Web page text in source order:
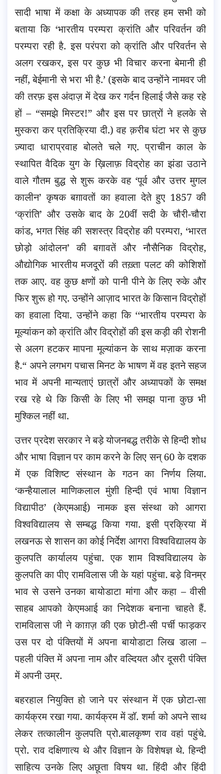
सादी भाषा में कक्षा के अध्यापक की तरह हम सभी को
बताया कि ‘भारतीय परम्परा क्रांति और परिवर्तन की
परम्परा रही है. इस परंपरा को क्रांति और परिवर्तन से
अलग रखकर, इस पर कुछ भी विचार करना बेमानी ही
नहीं, बेईमानी से भरा भी है.’ (इसके बाद उन्होंने नामवर जी
की तरफ़ इस अंदाज़ में देख कर गर्दन हिलाई जैसे कह रहे
हों – “समझे मिस्टर!” और इस पर छात्रों ने हलके से
मुस्करा कर प्रतिक्रिया दी.) वह क़रीब घंटा भर से कुछ
ज़्यादा धाराप्रवाह बोलते चले गए. प्राचीन काल के
स्थापित वैदिक युग के ख़िलाफ़ विद्रोह का झंडा उठाने
वाले गौतम बुद्ध से शुरू करके वह ‘पूर्व और उत्तर मुगल
कालीन’ कृषक बग़ावतों का हवाला देते हुए 1857 की
‘क्रांति’ और उसके बाद के 20वीं सदी के चौरी-चौरा
कांड, भगत सिंह की सशस्त्र विद्रोह की परम्परा, ‘भारत
छोड़ो आंदोलन’ की बग़ावतें और नौसैनिक विद्रोह,
औद्योगिक भारतीय मजदूरों की तख़्ता पलट की कोशिशों
तक आए. वह कुछ क्षणों को पानी पीने के लिए रुके और
फिर शुरू हो गए. उन्होंने आज़ाद भारत के किसान विद्रोहों
का हवाला दिया. उन्होंने कहा कि ‘‘भारतीय परम्परा के
मूल्यांकन को क्रांति और विद्रोहों की इस कड़ी की रोशनी
से अलग हटकर मापना मूल्यांकन के साथ मज़ाक करना
है.“ अपने लगभग पचास मिनट के भाषण में वह इतने सहज
भाव में अपनी मान्यताएं छात्रों और अध्यापकों के समक्ष
रख रहे थे कि किसी के लिए भी समझ पाना कुछ भी
मुश्किल नहीं था.
उत्तर प्रदेश सरकार ने बड़े योजनबद्ध तरीके से हिन्दी शोध
और भाषा विज्ञान पर काम करने के लिए सन् 60 के दशक
में एक विशिष्ट संस्थान के गठन का निर्णय लिया.
‘कन्हैयालाल माणिकलाल मुंशी हिन्दी एवं भाषा विज्ञान
विद्यापीठ’ (केएमआई) नामक इस संस्था को आगरा
विश्वविद्यालय से सम्बद्ध किया गया. इसी प्रक्रिया में
लखनऊ से शासन का कोई निर्देश आगरा विश्वविद्यालय के
कुलपति कार्यालय पहुंचा. एक शाम विश्वविद्यालय के
कुलपति का पीए रामविलास जी के यहां पहुंचा. बड़े विनम्र
भाव से उसने उनका बायोडाटा मांगा और कहा – वीसी
साहब आपको केएमआई का निदेशक बनाना चाहते हैं.
रामविलास जी ने काग़ज़ की एक छोटी-सी पर्ची फाड़कर
उस पर दो पंक्तियों में अपना बायोडाटा लिख डाला –
पहली पंक्ति में अपना नाम और वल्दियत और दूसरी पंक्ति
में अपनी उम्र.
बहरहाल नियुक्ति हो जाने पर संस्थान में एक छोटा-सा
कार्यक्रम रखा गया. कार्यक्रम में डॉ. शर्मा को अपने साथ
लेकर तत्कालीन कुलपति प्रो.बालकृष्ण राव वहां पहुंचे.
प्रो. राव दक्षिणात्य थे और विज्ञान के विशेषज्ञ थे. हिन्दी
साहित्य उनके लिए अछूता विषय था. हिंदी और हिंदी